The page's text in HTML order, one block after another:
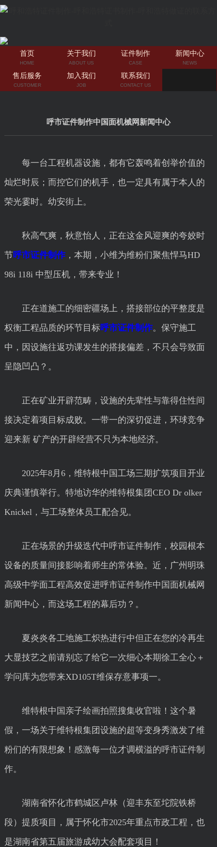
首页
HOME
关于我们
ABOUT US
证件制作
CASE
新闻中心
NEWS
售后服务
CUSTOMER
加入我们
JOB
联系我们
CONTACT US
呼市证件制作中国面机械网新闻中心
每一台工程机器设施，都有它轰鸣着创举价值的
灿烂时辰；而控它们的机手，也一定具有属于本人的
荣光霎时。幼安街上。
秋高气爽，秋意怡人，正在这金风迎爽的夸姣时
节呼市证件制作，本期，小维为维粉们聚焦悍马HD
98i 118i 中型压机，带来专业！
正在道施工的细密疆场上，搭接部位的平整度是
权衡工程品质的环节目标呼市证件制作。保守施工
中，因设施往返功课发生的搭接偏差，不只会导致面
呈隐凹凸？。
正在矿业开辟范畴，设施的先辈性与靠得住性间
接决定着项目标成败。一带一的深切促进，环球竞争
迎来新 矿产的开辟经营不只为本地经济。
2025年8月6，维特根中国工场三期扩筑项目开业
庆典谨慎举行。特地访华的维特根集团CEO Dr olker
Knickel，与工场整体员工配合见。
正在场景的升级迭代中呼市证件制作，校园根本
设备的质量间接影响着师生的常体验。近，广州明珠
高级中学面工程高效促进呼市证件制作中国面机械网
新闻中心，而这场工程的幕后功？。
夏炎炎各工地施工炽热进行中但正在您的冷再生
大显技艺之前请别忘了给它一次细心本期徐工全心＋
学问库为您带来XD105T维保存意事项一。
维特根中国亲子绘画拍照搜集收官啦！这个暑
假，一场关于维特根集团设施的超等变身秀激发了维
粉们的有限想象！感激每一位才调横溢的呼市证件制
作。
湖南省怀化市鹤城区卢林（迎丰东至坨院铁桥
段）提质项目，属于怀化市2025年重点市政工程，也
是湖南省第五届旅游成幼大会配套项目！